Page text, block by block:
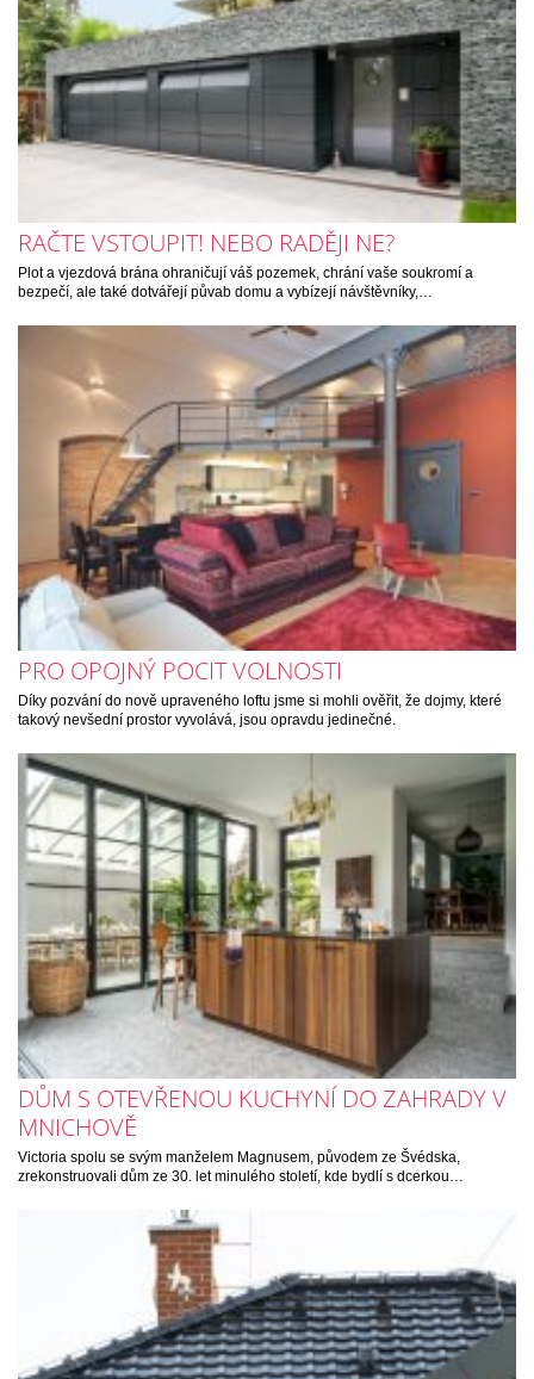
RAČTE VSTOUPIT! NEBO RADĚJI NE?
Plot a vjezdová brána ohraničují váš pozemek, chrání vaše soukromí a
bezpečí, ale také dotvářejí půvab domu a vybízejí návštěvníky,…
PRO OPOJNÝ POCIT VOLNOSTI
Díky pozvání do nově upraveného loftu jsme si mohli ověřit, že dojmy, které
takový nevšední prostor vyvolává, jsou opravdu jedinečné.
DŮM S OTEVŘENOU KUCHYNÍ DO ZAHRADY V
MNICHOVĚ
Victoria spolu se svým manželem Magnusem, původem ze Švédska,
zrekonstruovali dům ze 30. let minulého století, kde bydlí s dcerkou…